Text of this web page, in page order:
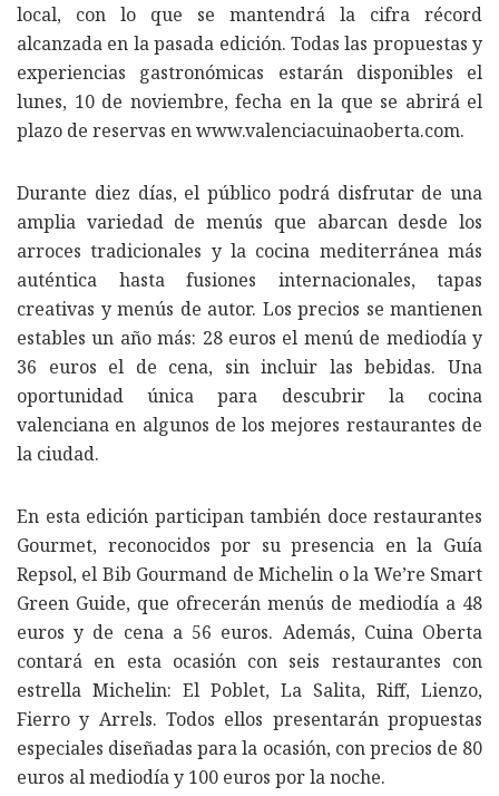
local, con lo que se mantendrá la cifra récord
alcanzada en la pasada edición. Todas las propuestas y
experiencias gastronómicas estarán disponibles el
lunes, 10 de noviembre, fecha en la que se abrirá el
plazo de reservas en www.valenciacuinaoberta.com.
Durante diez días, el público podrá disfrutar de una
amplia variedad de menús que abarcan desde los
arroces tradicionales y la cocina mediterránea más
auténtica hasta fusiones internacionales, tapas
creativas y menús de autor. Los precios se mantienen
estables un año más: 28 euros el menú de mediodía y
36 euros el de cena, sin incluir las bebidas. Una
oportunidad única para descubrir la cocina
valenciana en algunos de los mejores restaurantes de
la ciudad.
En esta edición participan también doce restaurantes
Gourmet, reconocidos por su presencia en la Guía
Repsol, el Bib Gourmand de Michelin o la We’re Smart
Green Guide, que ofrecerán menús de mediodía a 48
euros y de cena a 56 euros. Además, Cuina Oberta
contará en esta ocasión con seis restaurantes con
estrella Michelin: El Poblet, La Salita, Riff, Lienzo,
Fierro y Arrels. Todos ellos presentarán propuestas
especiales diseñadas para la ocasión, con precios de 80
euros al mediodía y 100 euros por la noche.